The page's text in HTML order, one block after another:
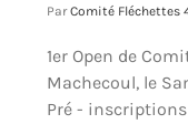
ParComité Fléchettes
1er Open de
Machecoul, le
Pré - inscriptions